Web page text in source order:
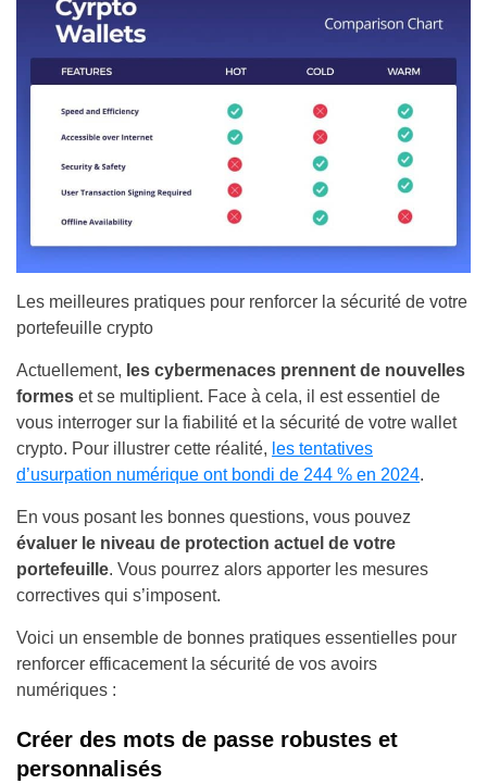
Les meilleures pratiques pour renforcer la sécurité de votre
portefeuille crypto
Actuellement, les cybermenaces prennent de nouvelles
formes et se multiplient. Face à cela, il est essentiel de
vous interroger sur la fiabilité et la sécurité de votre wallet
crypto. Pour illustrer cette réalité, les tentatives
d’usurpation numérique ont bondi de 244 % en 2024.
En vous posant les bonnes questions, vous pouvez
évaluer le niveau de protection actuel de votre
portefeuille. Vous pourrez alors apporter les mesures
correctives qui s’imposent.
Voici un ensemble de bonnes pratiques essentielles pour
renforcer efficacement la sécurité de vos avoirs
numériques :
Créer des mots de passe robustes et
personnalisés